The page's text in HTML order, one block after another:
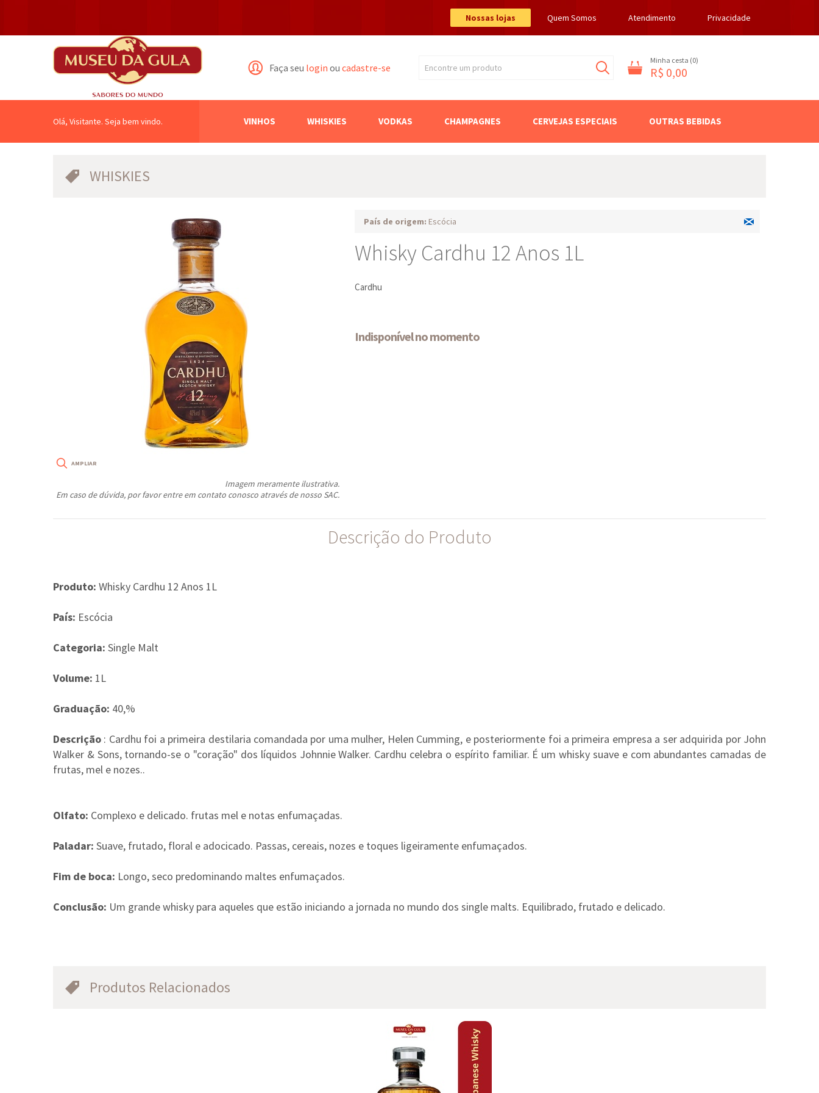
Nossas lojas Quem Somos Atendimento Privacidade
Faça seu login ou cadastre-se Encontre um produto
Buscar
Minha cesta (0)
R$ 0,00
Olá, Visitante. Seja bem vindo. VINHOS WHISKIES VODKAS CHAMPAGNES CERVEJAS ESPECIAIS OUTRAS BEBIDAS
WHISKIES
Imagem meramente ilustrativa.
Em caso de dúvida, por favor entre em contato conosco através de nosso SAC.
País de origem: Escócia
Whisky Cardhu 12 Anos 1L
Cardhu
Indisponível no momento
Descrição do Produto
Produto: Whisky Cardhu 12 Anos 1L
País: Escócia
Categoria: Single Malt
Volume: 1L
Graduação: 40,%
Descrição : Cardhu foi a primeira destilaria comandada por uma mulher, Helen Cumming, e posteriormente foi a primeira empresa a ser adquirida por John
Walker & Sons, tornando-se o "coração" dos líquidos Johnnie Walker. Cardhu celebra o espírito familiar. É um whisky suave e com abundantes camadas de
frutas, mel e nozes..
Olfato: Complexo e delicado. frutas mel e notas enfumaçadas.
Paladar: Suave, frutado, floral e adocicado. Passas, cereais, nozes e toques ligeiramente enfumaçados.
Fim de boca: Longo, seco predominando maltes enfumaçados.
Conclusão: Um grande whisky para aqueles que estão iniciando a jornada no mundo dos single malts. Equilibrado, frutado e delicado.
Produtos Relacionados